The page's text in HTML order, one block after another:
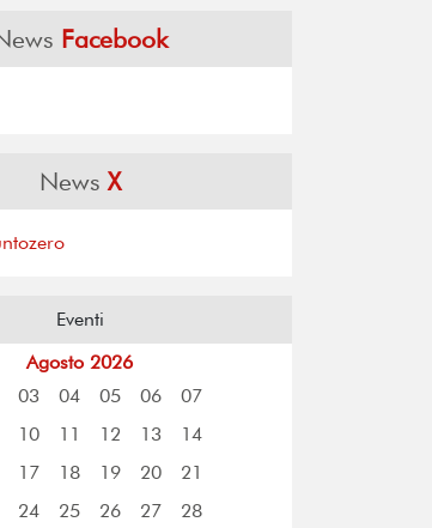
Facebook
NewsX
Eventi
Agosto 2026
03 04 05 06
07
10 11 12 13
14
17 18 19 20
21
24 25 26 27
28